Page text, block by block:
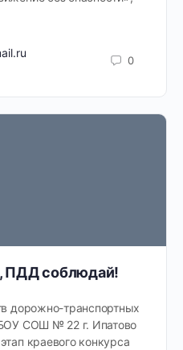
0
ПДД соблюдай!
дорожно-транспортных
СОШ № 22 г. Ипатово
краевого конкурса